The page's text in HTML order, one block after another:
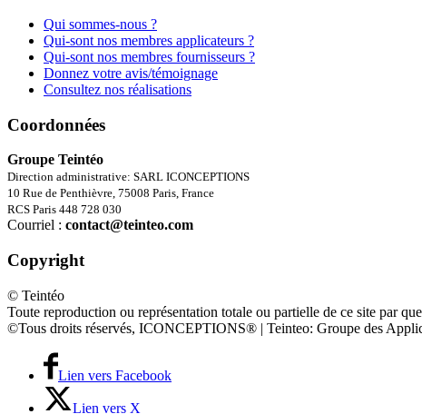
Qui sommes-nous ?
Qui-sont nos membres applicateurs ?
Qui-sont nos membres fournisseurs ?
Donnez votre avis/témoignage
Consultez nos réalisations
Coordonnées
Groupe Teintéo
Direction administrative: SARL ICONCEPTIONS
10 Rue de Penthièvre, 75008 Paris, France
RCS Paris 448 728 030
Courriel : contact@teinteo.com
Copyright
© Teintéo
Toute reproduction ou représentation totale ou partielle de ce site par
©Tous droits réservés, ICONCEPTIONS® | Teinteo: Groupe des
Lien vers Facebook
Lien vers X